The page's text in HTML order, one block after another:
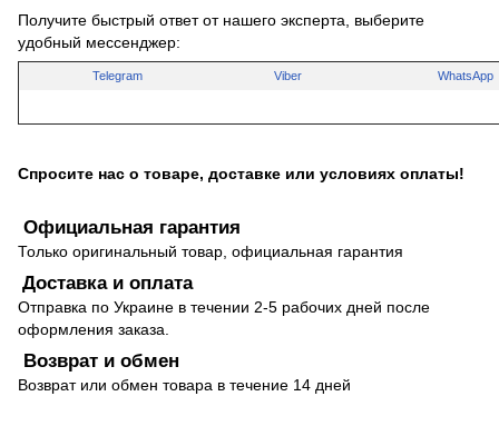
Получите быстрый ответ от нашего эксперта, выберите
удобный мессенджер:
Telegram Viber WhatsApp
Спросите нас о товаре, доставке или условиях оплаты!
Официальная гарантия
Только оригинальный товар, официальная гарантия
Доставка и оплата
Отправка по Украине в течении 2-5 рабочих дней после
оформления заказа.
Возврат и обмен
Возврат или обмен товара в течение 14 дней